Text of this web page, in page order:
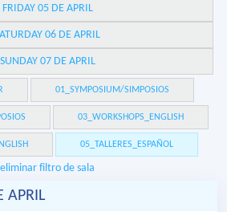
FRIDAY 05 DE APRIL
06 DE APRIL
SUNDAY 07 DE APRIL
01_SYMPOSIUM/SIMPOSIOS
03_WORKSHOPS_ENGLISH
05_TALLERES_ESPAÑOL
eliminar filtro de sala
APRIL